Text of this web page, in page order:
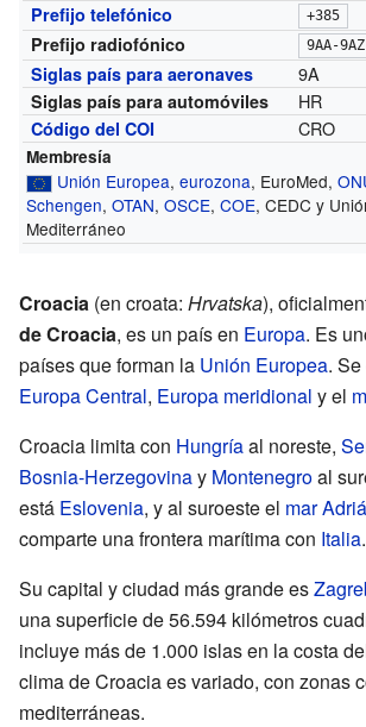
Prefijo telefónico +385
Prefijo radiofónico 9AA-9AZ
Siglas país para aeronaves 9A
Siglas país para automóviles HR
Código del COI CRO
Membresía
Unión Europea,eurozona, EuroMed,
Schengen,OTAN,OSCE,COE, CEDC y
Mediterráneo
Croacia (en croata: Hrvatska),
de Croacia, es un país en Europa. Es
países que forman la Unión Europea.
Europa Central, Europa meridional y el
Croacia limita con Hungríaal noreste,
Bosnia-Herzegovinay Montenegroal
está Eslovenia, y al suroeste el mar
comparte una frontera marítima con Italia.
Su capital y ciudad más grande es
una superficie de 56.594 kilómetros
incluye más de 1.000 islas en la costa
clima de Croacia es variado, con zonas
mediterráneas.